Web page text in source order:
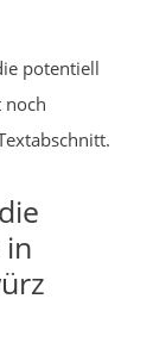
potentiell
noch